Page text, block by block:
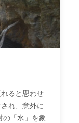
ると思わせ
れ、意外に
の「水」を象